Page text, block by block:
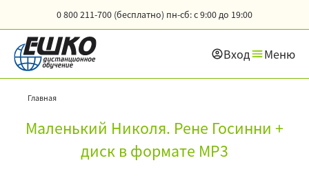
0 800 211-700 (бесплатно) пн-сб: с 9:00 до 19:00
Вход Меню
Главная
Маленький Николя. Рене Госинни +
диск в формате МР3